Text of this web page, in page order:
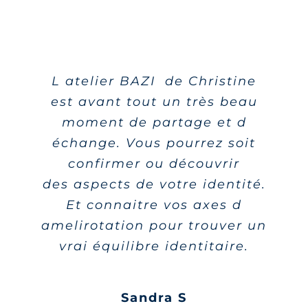
L atelier BAZI de Christine
est avant tout un très beau
moment de partage et d
échange. Vous pourrez soit
confirmer ou découvrir
des aspects de votre identité.
Et connaitre vos axes d
amelirotation pour trouver un
vrai équilibre identitaire.
Sandra S